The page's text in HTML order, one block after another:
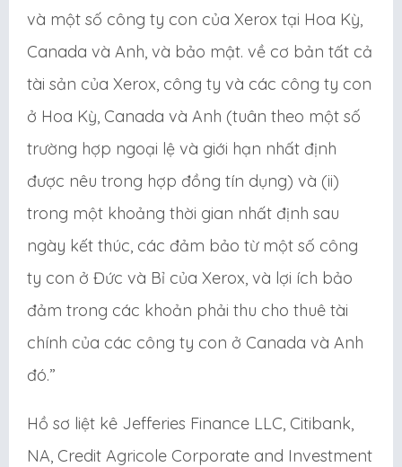
và một số công ty con của Xerox tại Hoa Kỳ,
Canada và Anh, và bảo mật. về cơ bản tất cả
tài sản của Xerox, công ty và các công ty con
ở Hoa Kỳ, Canada và Anh (tuân theo một số
trường hợp ngoại lệ và giới hạn nhất định
được nêu trong hợp đồng tín dụng) và (ii)
trong một khoảng thời gian nhất định sau
ngày kết thúc, các đảm bảo từ một số công
ty con ở Đức và Bỉ của Xerox, và lợi ích bảo
đảm trong các khoản phải thu cho thuê tài
chính của các công ty con ở Canada và Anh
đó.”
Hồ sơ liệt kê Jefferies Finance LLC, Citibank,
NA, Credit Agricole Corporate and Investment